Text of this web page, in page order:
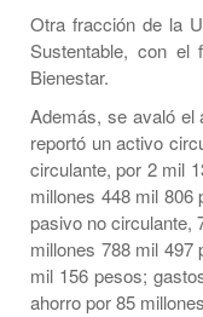
Otra fracción de la
Sustentable, con el
Bienestar.
Además, se avaló el
reportó un activo
circulante, por 2 mil
millones 448 mil 806
pasivo no circulante,
millones 788 mil 497
mil 156 pesos;
ahorro por 85